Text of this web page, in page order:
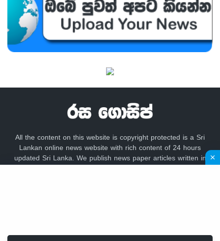
All the content on this website is copyright protected is a Sri
Lankan online news website with rich content of 24 hours
updated Sri Lanka. We publish news paper articles written in